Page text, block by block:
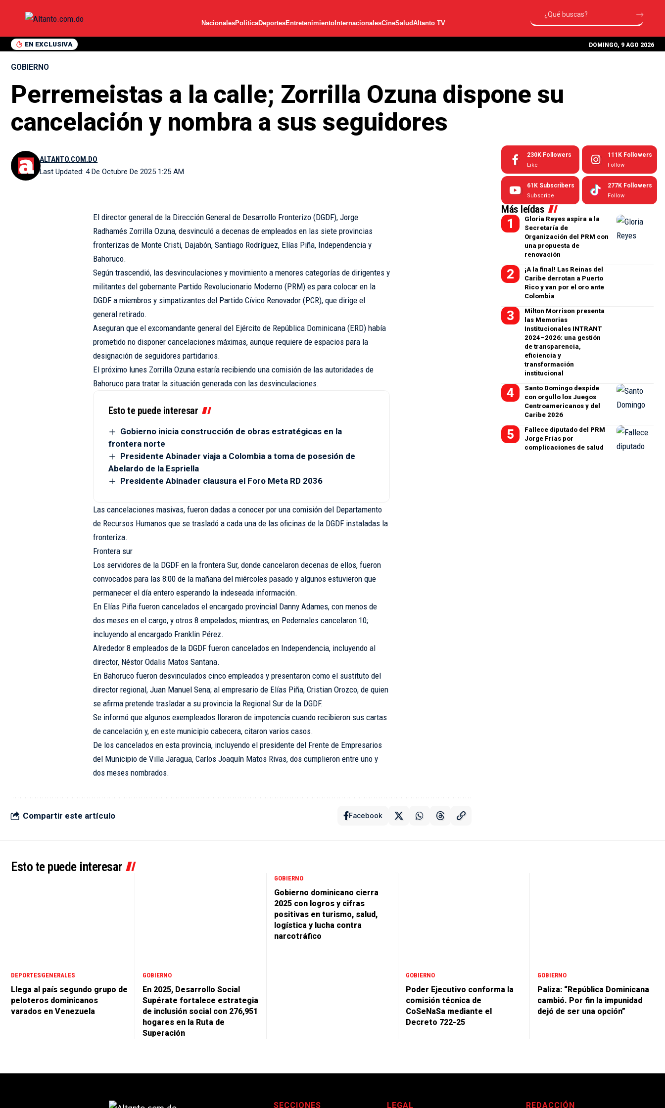
NacionalesPolíticaDeportesEntretenimiento InternacionalesCineSaludAltanto TV
EN EXCLUSIVA DOMINGO, 9 AGO 2026
GOBIERNO
Perremeistas a la calle; Zorrilla Ozuna dispone su
cancelación y nombra a sus seguidores
Last Updated: 4 De Octubre De 2025 1:25 AM
ALTANTO.COM.DO
El director general de la Dirección General de Desarrollo Fronterizo (DGDF), Jorge
Radhamés Zorrilla Ozuna, desvinculó a decenas de empleados en las siete provincias
fronterizas de Monte Cristi, Dajabón, Santiago Rodríguez, Elías Piña, Independencia y
Bahoruco.
Según trascendió, las desvinculaciones y movimiento a menores categorías de dirigentes y
militantes del gobernante Partido Revolucionario Moderno (PRM) es para colocar en la
DGDF a miembros y simpatizantes del Partido Cívico Renovador (PCR), que dirige el
general retirado.
Aseguran que el excomandante general del Ejército de República Dominicana (ERD) había
prometido no disponer cancelaciones máximas, aunque requiere de espacios para la
designación de seguidores partidarios.
El próximo lunes Zorrilla Ozuna estaría recibiendo una comisión de las autoridades de
Bahoruco para tratar la situación generada con las desvinculaciones.
Esto te puede interesar
Gobierno inicia construcción de obras estratégicas en la
frontera norte
Presidente Abinader viaja a Colombia a toma de posesión de
Abelardo de la Espriella
Presidente Abinader clausura el Foro Meta RD 2036
Las cancelaciones masivas, fueron dadas a conocer por una comisión del Departamento
de Recursos Humanos que se trasladó a cada una de las oficinas de la DGDF instaladas la
fronteriza.
Frontera sur
Los servidores de la DGDF en la frontera Sur, donde cancelaron decenas de ellos, fueron
convocados para las 8:00 de la mañana del miércoles pasado y algunos estuvieron que
permanecer el día entero esperando la indeseada información.
En Elías Piña fueron cancelados el encargado provincial Danny Adames, con menos de
dos meses en el cargo, y otros 8 empelados; mientras, en Pedernales cancelaron 10;
incluyendo al encargado Franklin Pérez.
Alrededor 8 empleados de la DGDF fueron cancelados en Independencia, incluyendo al
director, Néstor Odalis Matos Santana.
En Bahoruco fueron desvinculados cinco empleados y presentaron como el sustituto del
director regional, Juan Manuel Sena; al empresario de Elías Piña, Cristian Orozco, de quien
se afirma pretende trasladar a su provincia la Regional Sur de la DGDF.
Se informó que algunos exempleados lloraron de impotencia cuando recibieron sus cartas
de cancelación y, en este municipio cabecera, citaron varios casos.
De los cancelados en esta provincia, incluyendo el presidente del Frente de Empresarios
del Municipio de Villa Jaragua, Carlos Joaquín Matos Rivas, dos cumplieron entre uno y
dos meses nombrados.
Compartir este artículo Facebook
230K Followers
Like
111K Followers
Follow
61K Subscribers
Subscribe
277K Followers
Follow
Más leídas
Gloria Reyes aspira a la
Secretaría de
Organización del PRM con
una propuesta de
renovación
¡A la final! Las Reinas del
Caribe derrotan a Puerto
Rico y van por el oro ante
Colombia
Milton Morrison presenta
las Memorias
Institucionales INTRANT
2024–2026: una gestión
de transparencia,
eficiencia y
transformación
institucional
Santo Domingo despide
con orgullo los Juegos
Centroamericanos y del
Caribe 2026
Fallece diputado del PRM
Jorge Frías por
complicaciones de salud
Esto te puede interesar
DEPORTESGENERALES
Llega al país segundo grupo de
peloteros dominicanos
varados en Venezuela
GOBIERNO
En 2025, Desarrollo Social
Supérate fortalece estrategia
de inclusión social con 276,951
hogares en la Ruta de
Superación
GOBIERNO
Gobierno dominicano cierra
2025 con logros y cifras
positivas en turismo, salud,
logística y lucha contra
narcotráfico
GOBIERNO
Poder Ejecutivo conforma la
comisión técnica de
CoSeNaSa mediante el
Decreto 722-25
GOBIERNO
Paliza: “República Dominicana
cambió. Por fin la impunidad
dejó de ser una opción”
SECCIONES LEGAL REDACCIÓN